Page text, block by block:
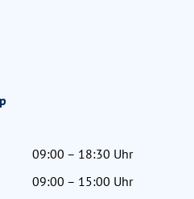
09:00 – 18:30 Uhr
09:00 – 15:00 Uhr